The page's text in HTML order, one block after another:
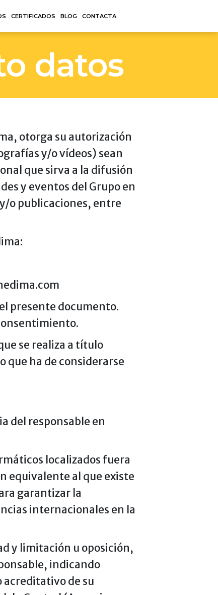
CERTIFICADOS BLOG CONTACTA
datos
otorga su autorización
y/o vídeos) sean
que sirva a la difusión
y eventos del Grupo en
o publicaciones, entre
presente documento.
se realiza a título
ha de considerarse
del responsable en
localizados fuera
equivalente al que existe
garantizar la
internacionales en la
y limitación u oposición,
indicando
acreditativo de su